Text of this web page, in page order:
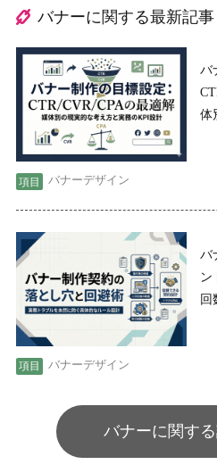
バナーに関する最新記事
バ
体
バナーデザイン
バ
ン
回
バナーデザイン
バナーに関す